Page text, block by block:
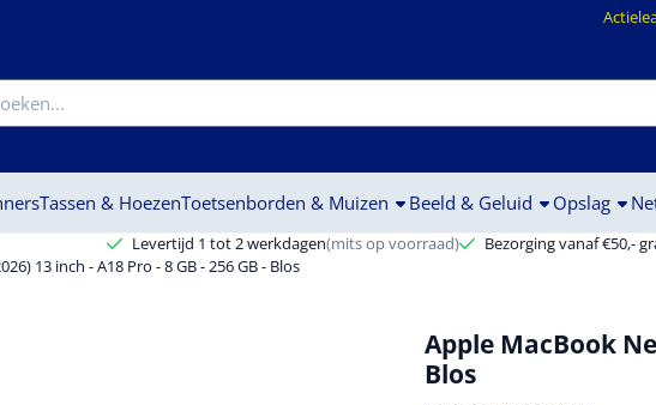
Tassen & HoezenToetsenborden & Muizen Beeld & Geluid Opslag
Levertijd 1 tot 2 werkdagen(mits op voorraad)
Bezorging vanaf €50,-
13 inch - A18 Pro - 8 GB - 256 GB - Blos
Apple MacBook
Blos